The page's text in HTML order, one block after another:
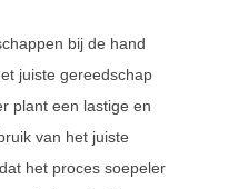
bij de hand
juiste gereedschap
plant een lastige en
van het juiste
het proces soepeler